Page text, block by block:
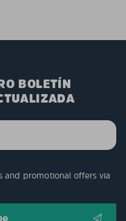
BOLETÍN
and promotional offers via